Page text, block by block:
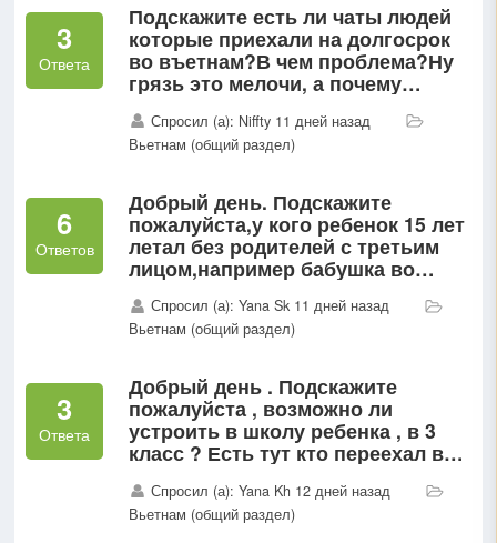
3
Ответа
Подскажите есть ли чаты людей
которые приехали на долгосрок
во въетнам?В чем проблема?Ну
грязь это мелочи, а почему
Спросил (а): Niffty 11 дней назад
Вьетнам (общий раздел)
6
Ответов
Добрый день. Подскажите
пожалуйста,у кого ребенок 15 лет
летал без родителей с третьим
лицом,например бабушка во
спрашивали доверенность от
родителей,св во о рождении на
Спросил (а): Yana Sk 11 дней назад
Вьетнам (общий раздел)
3
Ответа
Добрый день . Подскажите
пожалуйста , возможно ли
устроить в школу ребенка , в 3
класс ? Есть тут кто переехал во
Спросил (а): Yana Kh 12 дней назад
Вьетнам (общий раздел)